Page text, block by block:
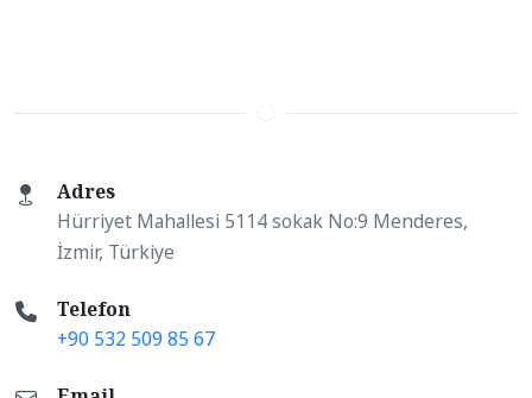
Adres
Hürriyet Mahallesi 5114 sokak No:9 Menderes,
İzmir, Türkiye
Telefon
+90 532 509 85 67